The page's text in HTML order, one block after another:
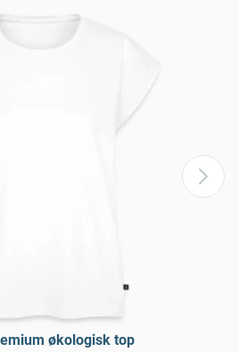
økologisk top